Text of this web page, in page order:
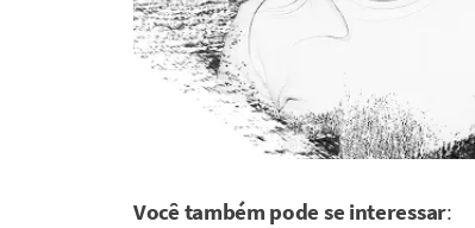
Você também pode se interessar: